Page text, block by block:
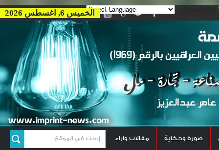
الخميس 6, اغسطس 2026
صورة وحكاية مقالات واراء